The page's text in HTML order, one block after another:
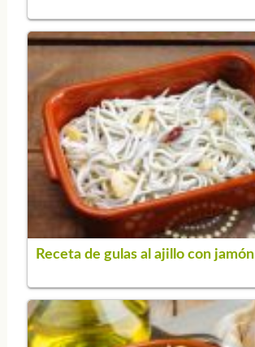
Receta de gulas al ajillo con jamón